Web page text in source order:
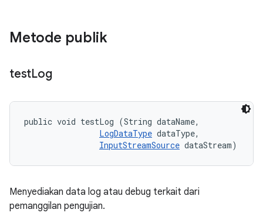
Metode publik
testLog
public void testLog (String dataName,
LogDataType dataType,
InputStreamSource dataStream)
Menyediakan data log atau debug terkait dari
pemanggilan pengujian.